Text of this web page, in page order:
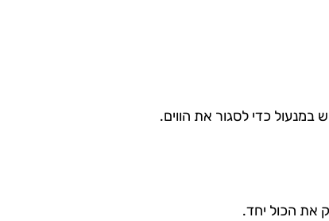
במנעול כדי לסגור את הווים.
את הכול יחד.